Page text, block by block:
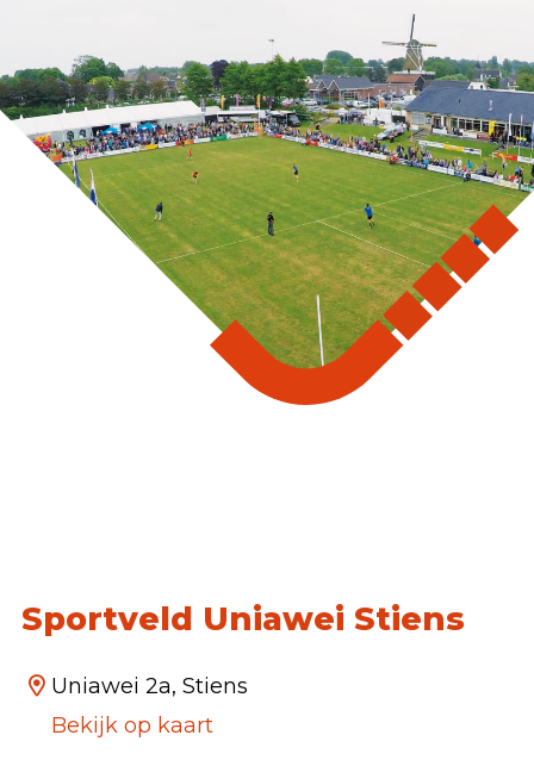
Accommodatie huren webshop
MENU
Sportveld Uniawei Stiens
Uniawei 2a, Stiens
Bekijk op kaart